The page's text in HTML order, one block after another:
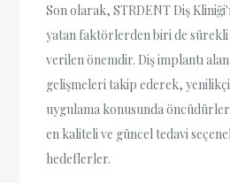
Son olarak, STRDENT Diş
yatan faktörlerden biri de sürekli
verilen önemdir. Diş implantı
gelişmeleri takip ederek,
uygulama konusunda
en kaliteli ve güncel tedavi
hedeflerler.